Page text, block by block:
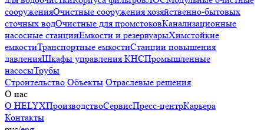
сооруженияОчистные сооружения хозяйственно-бытовых
сточных водОчистные для промстоковКанализационные
насосные станцииЕмкости и резервуарыХимстойкие
емкостиТранспортные емкостиСтанции повышения
давленияШкафы управления КНСПромышленные
насосыТрубы
Строительство Объекты Отраслевые решения
О нас
О HELYXПроизводствоСервисПресс-центрКарьера
Контакты